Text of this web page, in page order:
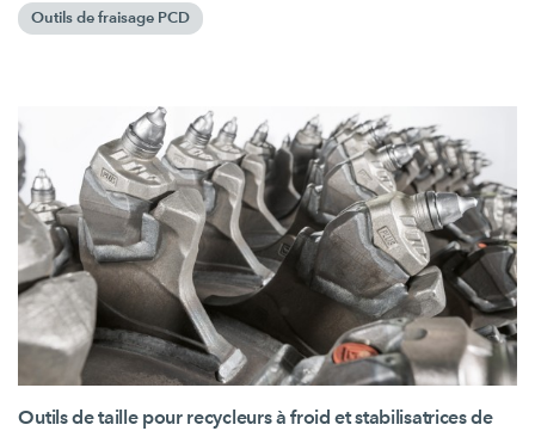
Outils de fraisage PCD
Outils de taille pour recycleurs à froid et stabilisatrices de